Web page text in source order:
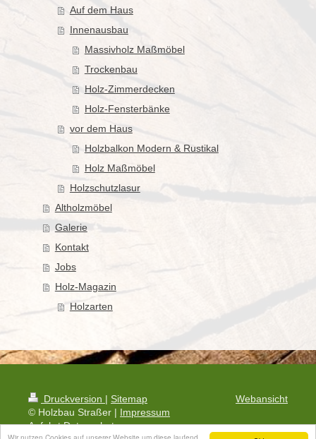
Auf dem Haus
Innenausbau
Massivholz Maßmöbel
Trockenbau
Holz-Zimmerdecken
Holz-Fensterbänke
vor dem Haus
Holzbalkon Modern & Rustikal
Holz Maßmöbel
Holzschutzlasur
Altholzmöbel
Galerie
Kontakt
Jobs
Holz-Magazin
Holzarten
Druckversion | Sitemap
© Holzbau Straßer | Impressum
Anfahrt Datenschutz
Webansicht